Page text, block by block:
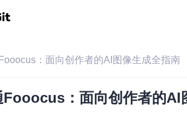
：面向创作者的AI图像生成全指南
Fooocus：面向创作者的AI